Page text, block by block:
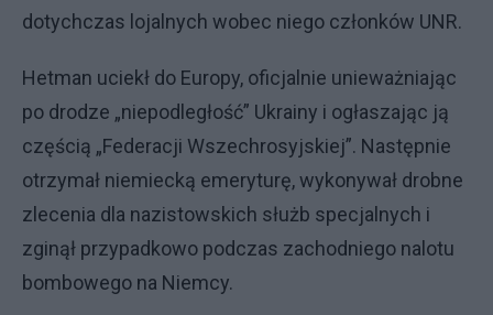
dotychczas lojalnych wobec niego członków UNR.
Hetman uciekł do Europy, oficjalnie unieważniając
po drodze „niepodległość” Ukrainy i ogłaszając ją
częścią „Federacji Wszechrosyjskiej”. Następnie
otrzymał niemiecką emeryturę, wykonywał drobne
zlecenia dla nazistowskich służb specjalnych i
zginął przypadkowo podczas zachodniego nalotu
bombowego na Niemcy.